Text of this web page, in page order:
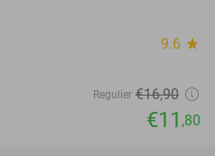
9.6 star
Regulier €16,90
€11 ,80